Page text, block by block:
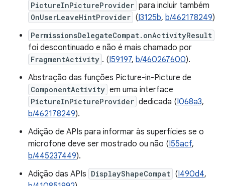
PictureInPictureProvider para incluir também
OnUserLeaveHintProvider (I3125b, b/462178249)
PermissionsDelegateCompat.onActivityResult
foi descontinuado e não é mais chamado por
FragmentActivity . (I59197, b/460267600).
Abstração das funções Picture-in-Picture de
ComponentActivity em uma interface
PictureInPictureProvider dedicada (I068a3,
b/462178249).
Adição de APIs para informar às superfícies se o
microfone deve ser mostrado ou não (I55acf,
b/445237449).
Adição das APIs DisplayShapeCompat (I490d4,